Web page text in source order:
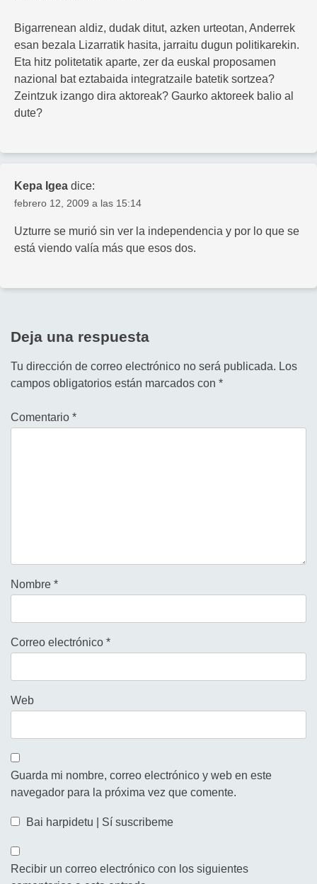
Bigarrenean aldiz, dudak ditut, azken urteotan, Anderrek
esan bezala Lizarratik hasita, jarraitu dugun politikarekin.
Eta hitz politetatik aparte, zer da euskal proposamen
nazional bat eztabaida integratzaile batetik sortzea?
Zeintzuk izango dira aktoreak? Gaurko aktoreek balio al
dute?
Kepa Igea dice:
febrero 12, 2009 a las 15:14
Uzturre se murió sin ver la independencia y por lo que se
está viendo valía más que esos dos.
Deja una respuesta
Tu dirección de correo electrónico no será publicada. Los
campos obligatorios están marcados con *
Comentario *
Nombre *
Correo electrónico *
Web
Guarda mi nombre, correo electrónico y web en este
navegador para la próxima vez que comente.
Bai harpidetu | Sí suscribeme
Recibir un correo electrónico con los siguientes